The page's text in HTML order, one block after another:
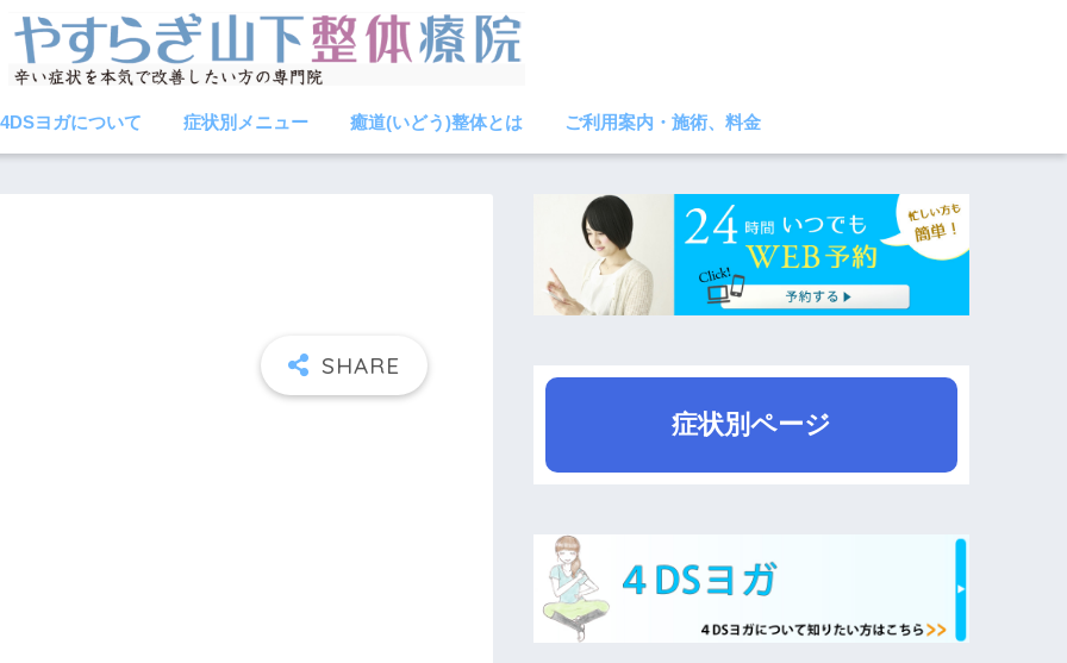
4DSヨガについて 症状別メニュー 癒道(いどう)整体とは ご利用案内・施術、料金
症状別ページ